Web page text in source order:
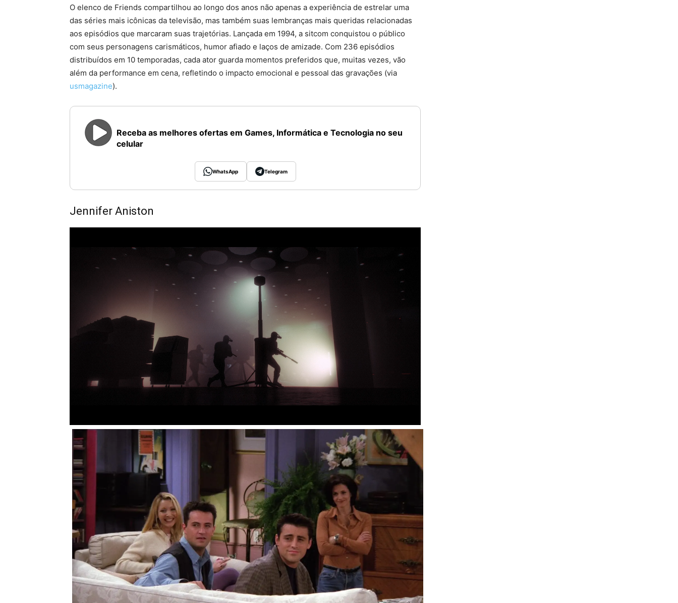
O elenco de Friends compartilhou ao longo dos anos não apenas a experiência de estrelar uma
das séries mais icônicas da televisão, mas também suas lembranças mais queridas relacionadas
aos episódios que marcaram suas trajetórias. Lançada em 1994, a sitcom conquistou o público
com seus personagens carismáticos, humor afiado e laços de amizade. Com 236 episódios
distribuídos em 10 temporadas, cada ator guarda momentos preferidos que, muitas vezes, vão
além da performance em cena, refletindo o impacto emocional e pessoal das gravações (via
usmagazine).
Receba as melhores ofertas em Games, Informática e Tecnologia no seu
celular
WhatsApp Telegram
Jennifer Aniston